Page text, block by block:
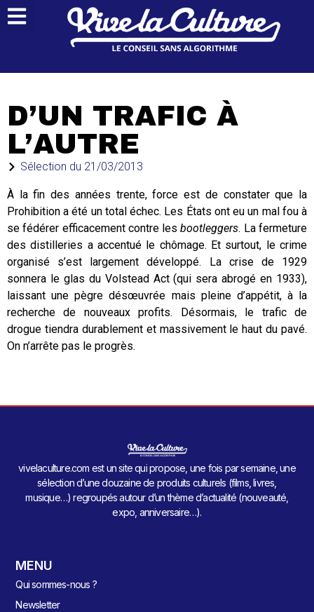
D’UN TRAFIC À
L’AUTRE
Sélection du 21/03/2013
À la fin des années trente, force est de constater que la
Prohibition a été un total échec. Les États ont eu un mal fou à
se fédérer efficacement contre lesbootleggers. La fermeture
des distilleries a accentué le chômage. Et surtout, le crime
organisé s’est largement développé. La crise de 1929
sonnera le glas du Volstead Act (qui sera abrogé en 1933),
laissant une pègre désœuvrée mais pleine d’appétit, à la
recherche de nouveaux profits. Désormais, le trafic de
drogue tiendra durablement et massivement le haut du pavé.
On n’arrête pas le progrès.
vivelaculture.com est un site qui propose, une fois par semaine, une
sélection d’une douzaine de produits culturels (films, livres,
musique…) regroupés autour d’un thème d’actualité (nouveauté,
expo, anniversaire…).
MENU
Qui sommes-nous ?
Newsletter